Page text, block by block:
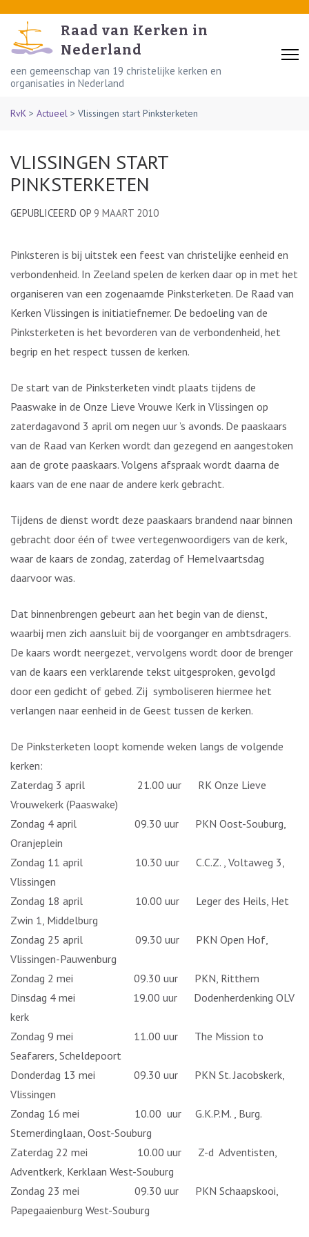
content
(Press
Enter)
Raad van Kerken in
Nederland
een gemeenschap van 19 christelijke kerken en
organisaties in Nederland
RvK > Actueel > Vlissingen start Pinksterketen
VLISSINGEN START
PINKSTERKETEN
GEPUBLICEERD OP 9 MAART 2010
Pinksteren is bij uitstek een feest van christelijke eenheid en
verbondenheid. In Zeeland spelen de kerken daar op in met het
organiseren van een zogenaamde Pinksterketen. De Raad van
Kerken Vlissingen is initiatiefnemer. De bedoeling van de
Pinksterketen is het bevorderen van de verbondenheid, het
begrip en het respect tussen de kerken.
De start van de Pinksterketen vindt plaats tijdens de
Paaswake in de Onze Lieve Vrouwe Kerk in Vlissingen op
zaterdagavond 3 april om negen uur ’s avonds. De paaskaars
van de Raad van Kerken wordt dan gezegend en aangestoken
aan de grote paaskaars. Volgens afspraak wordt daarna de
kaars van de ene naar de andere kerk gebracht.
Tijdens de dienst wordt deze paaskaars brandend naar binnen
gebracht door één of twee vertegenwoordigers van de kerk,
waar de kaars de zondag, zaterdag of Hemelvaartsdag
daarvoor was.
Dat binnenbrengen gebeurt aan het begin van de dienst,
waarbij men zich aansluit bij de voorganger en ambtsdragers.
De kaars wordt neergezet, vervolgens wordt door de brenger
van de kaars een verklarende tekst uitgesproken, gevolgd
door een gedicht of gebed. Zij symboliseren hiermee het
verlangen naar eenheid in de Geest tussen de kerken.
De Pinksterketen loopt komende weken langs de volgende
kerken:
Zaterdag 3 april 21.00 uur RK Onze Lieve
Vrouwekerk (Paaswake)
Zondag 4 april 09.30 uur PKN Oost-Souburg,
Oranjeplein
Zondag 11 april 10.30 uur C.C.Z. , Voltaweg 3,
Vlissingen
Zondag 18 april 10.00 uur Leger des Heils, Het
Zwin 1, Middelburg
Zondag 25 april 09.30 uur PKN Open Hof,
Vlissingen-Pauwenburg
Zondag 2 mei 09.30 uur PKN, Ritthem
Dinsdag 4 mei 19.00 uur Dodenherdenking OLV
kerk
Zondag 9 mei 11.00 uur The Mission to
Seafarers, Scheldepoort
Donderdag 13 mei 09.30 uur PKN St. Jacobskerk,
Vlissingen
Zondag 16 mei 10.00 uur G.K.P.M. , Burg.
Stemerdinglaan, Oost-Souburg
Zaterdag 22 mei 10.00 uur Z-d Adventisten,
Adventkerk, Kerklaan West-Souburg
Zondag 23 mei 09.30 uur PKN Schaapskooi,
Papegaaienburg West-Souburg